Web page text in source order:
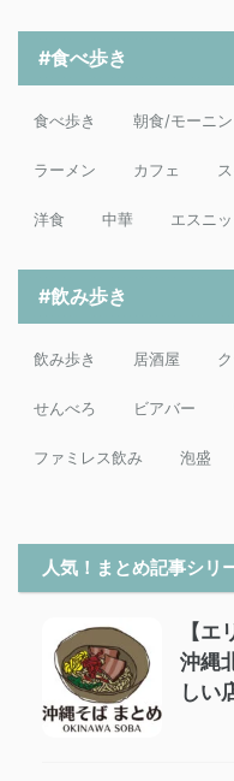
#食べ歩き
食べ歩き 朝食/モーニ
ラーメン カフェ
洋食 中華 エスニ
#飲み歩き
飲み歩き 居酒屋
せんべろ ビアバー
ファミレス飲み 泡盛
人気！まとめ記事シリ
【
沖縄
しい